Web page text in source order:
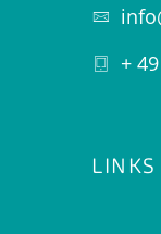
+
LINKS